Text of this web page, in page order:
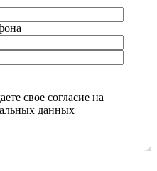
свое согласие на
данных